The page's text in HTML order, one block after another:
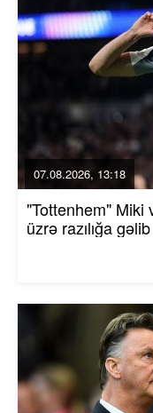
07.08.2026, 13:18
"Tottenhem" Miki
üzrə razılığa gəlib